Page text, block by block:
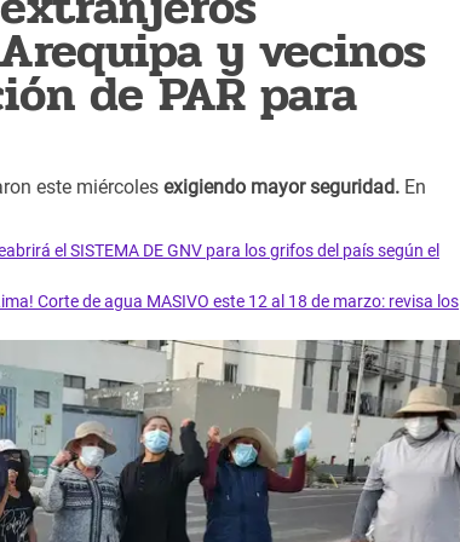
y vecinos
de PAR para
este miércoles exigiendo mayor seguridad. En
el SISTEMA DE GNV para los grifos del país según el
Corte de agua MASIVO este 12 al 18 de marzo: revisa los